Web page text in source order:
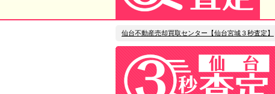
仙台不動産売却買取センター【仙台宮城３秒査定】